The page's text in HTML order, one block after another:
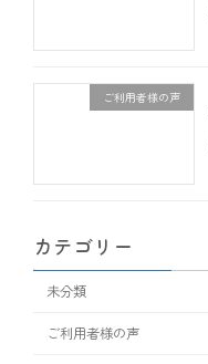
ご利用者様の声
カテゴリー
未分類
ご利用者様の声